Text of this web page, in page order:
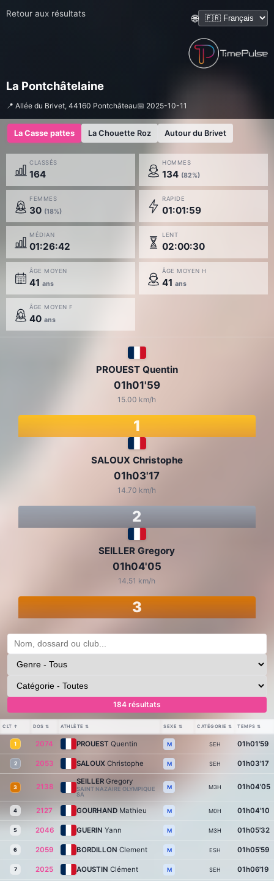
Retour aux résultats 🌐
La Pontchâtelaine
📍 Allée du Brivet, 44160 Pontchâteau📅 2025-10-11
La Casse pattes La Chouette Roz Autour du Brivet
CLASSÉS
164
HOMMES
134 (82%)
FEMMES
30 (18%)
RAPIDE
01:01:59
MÉDIAN
01:26:42
LENT
02:00:30
ÂGE MOYEN
41 ans
ÂGE MOYEN H
41 ans
ÂGE MOYEN F
40 ans
SALOUX Christophe
01h03'17
14.70 km/h
2
PROUEST Quentin
01h01'59
15.00 km/h
1
SEILLER Gregory
01h04'05
14.51 km/h
3
184 résultats
CLT ↑ DOS ⇅ ATHLÈTE ⇅ SEXE ⇅ CATÉGORIE ⇅ TEMPS ⇅
1 2074 PROUEST Quentin M SEH 01h01'59
2 2053 SALOUX Christophe M SEH 01h03'17
3 2138
SEILLER Gregory
SAINT NAZAIRE OLYMPIQUE
SA
M M3H 01h04'05
4 2127 GOURHAND Mathieu M M0H 01h04'10
5 2046 GUERIN Yann M M3H 01h05'32
6 2059 BORDILLON Clement M ESH 01h05'59
7 2025 AOUSTIN Clément M SEH 01h06'19